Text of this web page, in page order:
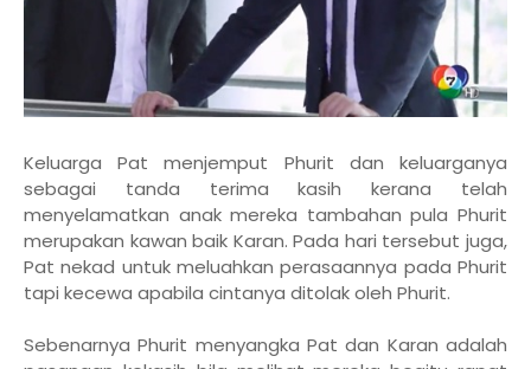
Keluarga Pat menjemput Phurit dan keluarganya
sebagai tanda terima kasih kerana telah
menyelamatkan anak mereka tambahan pula Phurit
merupakan kawan baik Karan. Pada hari tersebut juga,
Pat nekad untuk meluahkan perasaannya pada Phurit
tapi kecewa apabila cintanya ditolak oleh Phurit.
Sebenarnya Phurit menyangka Pat dan Karan adalah